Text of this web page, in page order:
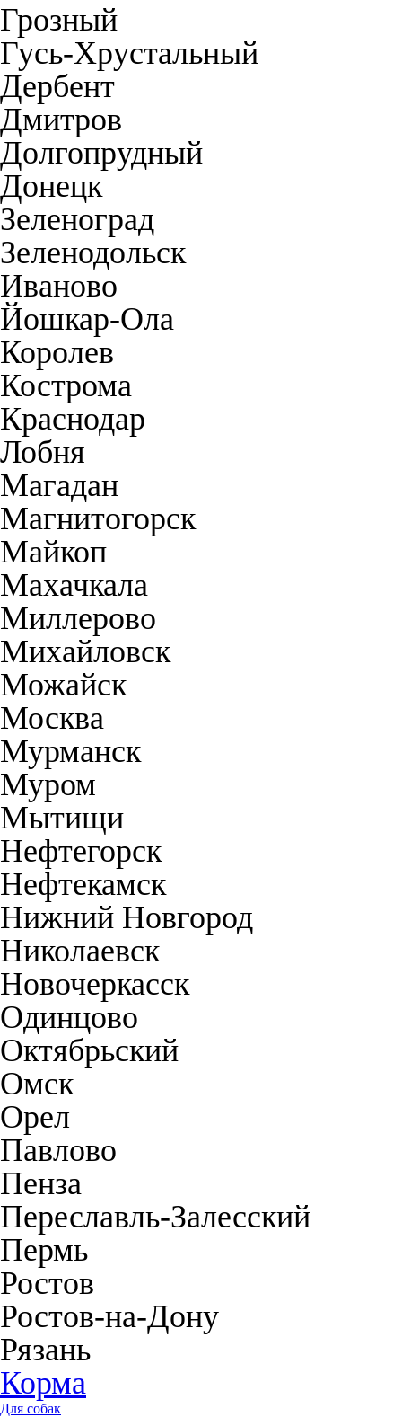
Грозный
Гусь-Хрустальный
Дербент
Дмитров
Долгопрудный
Донецк
Зеленоград
Зеленодольск
Иваново
Йошкар-Ола
Королев
Кострома
Краснодар
Лобня
Магадан
Магнитогорск
Майкоп
Махачкала
Миллерово
Михайловск
Можайск
Москва
Мурманск
Муром
Мытищи
Нефтегорск
Нефтекамск
Нижний Новгород
Николаевск
Новочеркасск
Одинцово
Октябрьский
Омск
Орел
Павлово
Пенза
Переславль-Залесский
Пермь
Ростов
Ростов-на-Дону
Рязань
Корма
Для собак